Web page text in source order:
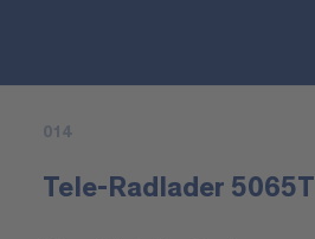
014
Tele-Radlader 5065T